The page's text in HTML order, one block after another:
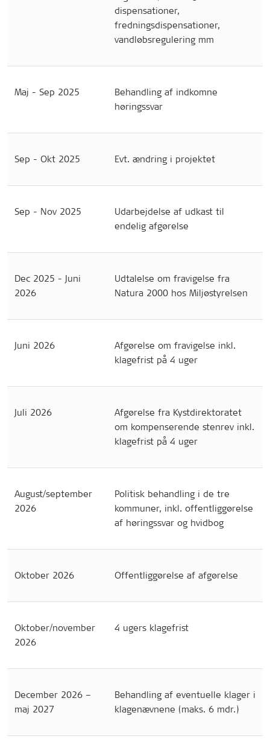
dispensationer,
fredningsdispensationer,
vandløbsregulering mm
Maj - Sep 2025
Behandling af indkomne
høringssvar
Sep - Okt 2025 Evt. ændring i projektet
Sep - Nov 2025
Udarbejdelse af udkast til
endelig afgørelse
Dec 2025 - Juni
2026
Udtalelse om fravigelse fra
Natura 2000 hos Miljøstyrelsen
Juni 2026
Afgørelse om fravigelse inkl.
klagefrist på 4 uger
Juli 2026
Afgørelse fra Kystdirektoratet
om kompenserende stenrev inkl.
klagefrist på 4 uger
August/september
2026
Politisk behandling i de tre
kommuner, inkl. offentliggørelse
af høringssvar og hvidbog
Oktober 2026 Offentliggørelse af afgørelse
Oktober/november
2026
4 ugers klagefrist
December 2026 –
maj 2027
Behandling af eventuelle klager i
klagenævnene (maks. 6 mdr.)